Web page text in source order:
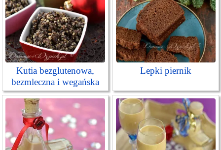
Kutia bezglutenowa,
bezmleczna i wegańska
Lepki piernik